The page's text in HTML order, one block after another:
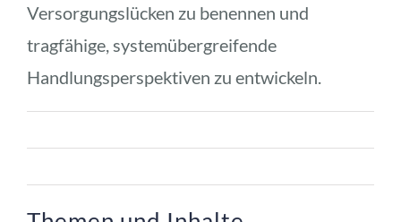
Versorgungslücken zu benennen und
tragfähige, systemübergreifende
Handlungsperspektiven zu entwickeln.